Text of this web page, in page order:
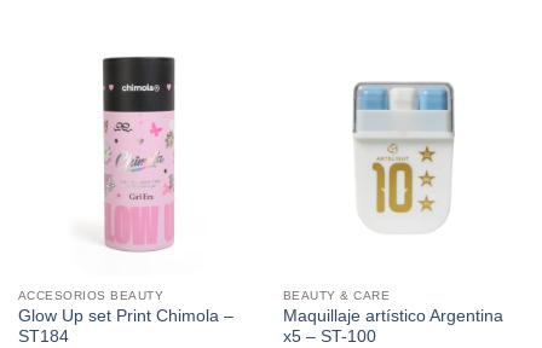
ACCESORIOS BEAUTY
Glow Up set Print Chimola –
ST184
BEAUTY & CARE
Maquillaje artístico Argentina
x5 – ST-100